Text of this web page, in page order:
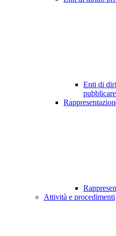
Enti di
Attività e procedimenti